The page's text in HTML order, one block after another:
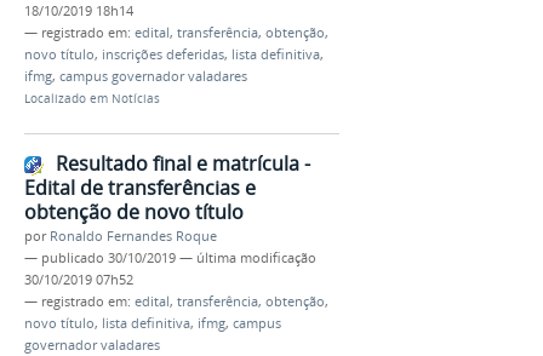
18/10/2019 18h14
— registrado em: edital, transferência, obtenção,
novo título, inscrições deferidas, lista definitiva,
ifmg, campus governador valadares
Localizado em Notícias
Resultado final e matrícula -
Edital de transferências e
obtenção de novo título
por Ronaldo Fernandes Roque
— publicado 30/10/2019 — última modificação
30/10/2019 07h52
— registrado em: edital, transferência, obtenção,
novo título, lista definitiva, ifmg, campus
governador valadares